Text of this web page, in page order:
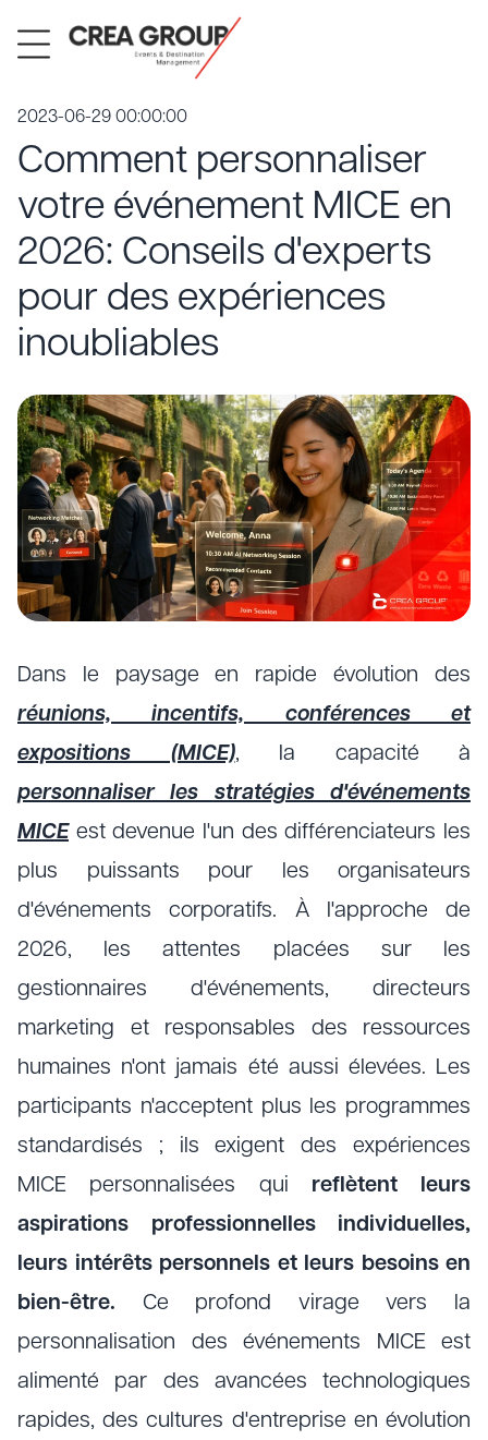
2023-06-29 00:00:00
Comment personnaliser
votre événement MICE en
2026: Conseils d'experts
pour des expériences
inoubliables
Dans le paysage en rapide évolution des
réunions, incentifs, conférences et
expositions (MICE), la capacité à
personnaliser les stratégies d'événements
MICEest devenue l'un des différenciateurs les
plus puissants pour les organisateurs
d'événements corporatifs. À l'approche de
2026, les attentes placées sur les
gestionnaires d'événements, directeurs
marketing et responsables des ressources
humaines n'ont jamais été aussi élevées. Les
participants n'acceptent plus les programmes
standardisés ; ils exigent des expériences
MICE personnalisées qui reflètent leurs
aspirations professionnelles individuelles,
leurs intérêts personnels et leurs besoins en
bien-être. Ce profond virage vers la
personnalisation des événements MICE est
alimenté par des avancées technologiques
rapides, des cultures d'entreprise en évolution